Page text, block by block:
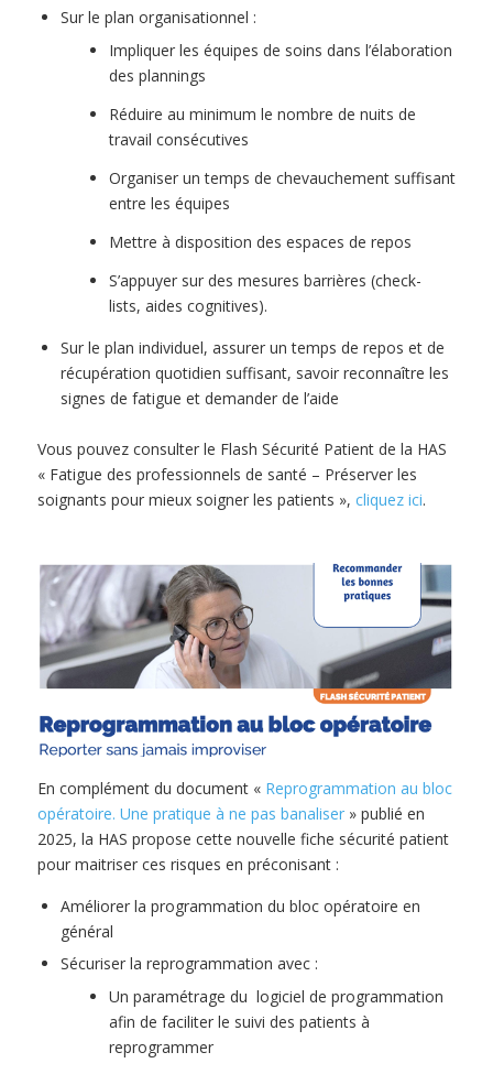
Sur le plan organisationnel :
Impliquer les équipes de soins dans l’élaboration
des plannings
Réduire au minimum le nombre de nuits de
travail consécutives
Organiser un temps de chevauchement suffisant
entre les équipes
Mettre à disposition des espaces de repos
S’appuyer sur des mesures barrières (check-
lists, aides cognitives).
Sur le plan individuel, assurer un temps de repos et de
récupération quotidien suffisant, savoir reconnaître les
signes de fatigue et demander de l’aide
Vous pouvez consulter le Flash Sécurité Patient de la HAS
« Fatigue des professionnels de santé – Préserver les
soignants pour mieux soigner les patients », cliquez ici.
En complément du document « Reprogrammation au bloc
opératoire. Une pratique à ne pas banaliser» publié en
2025, la HAS propose cette nouvelle fiche sécurité patient
pour maitriser ces risques en préconisant :
Améliorer la programmation du bloc opératoire en
général
Sécuriser la reprogrammation avec :
Un paramétrage du logiciel de programmation
afin de faciliter le suivi des patients à
reprogrammer